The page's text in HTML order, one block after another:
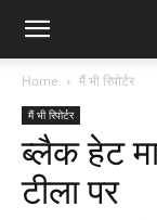
Home मैं भी रिपोर्टर
मैं भी रिपोर्टर
ब्लैक हेट
टीला पर